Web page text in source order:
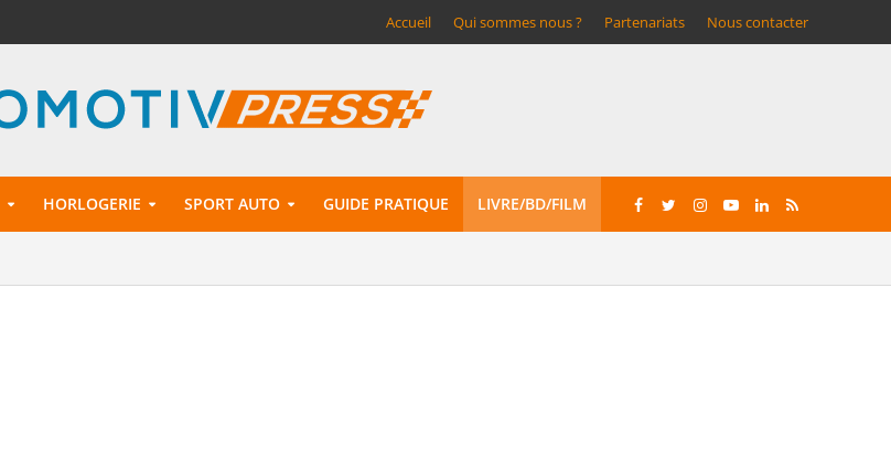
Accueil Qui sommes nous ? Partenariats Nous contacter
HORLOGERIE SPORT AUTO GUIDE PRATIQUE LIVRE/BD/FILM